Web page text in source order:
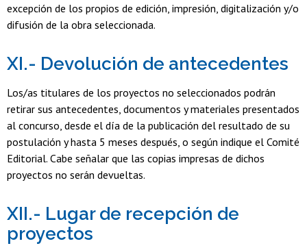
excepción de los propios de edición, impresión, digitalización y/o
difusión de la obra seleccionada.
XI.- Devolución de antecedentes
Los/as titulares de los proyectos no seleccionados podrán
retirar sus antecedentes, documentos y materiales presentados
al concurso, desde el día de la publicación del resultado de su
postulación y hasta 5 meses después, o según indique el Comité
Editorial. Cabe señalar que las copias impresas de dichos
proyectos no serán devueltas.
XII.- Lugar de recepción de
proyectos